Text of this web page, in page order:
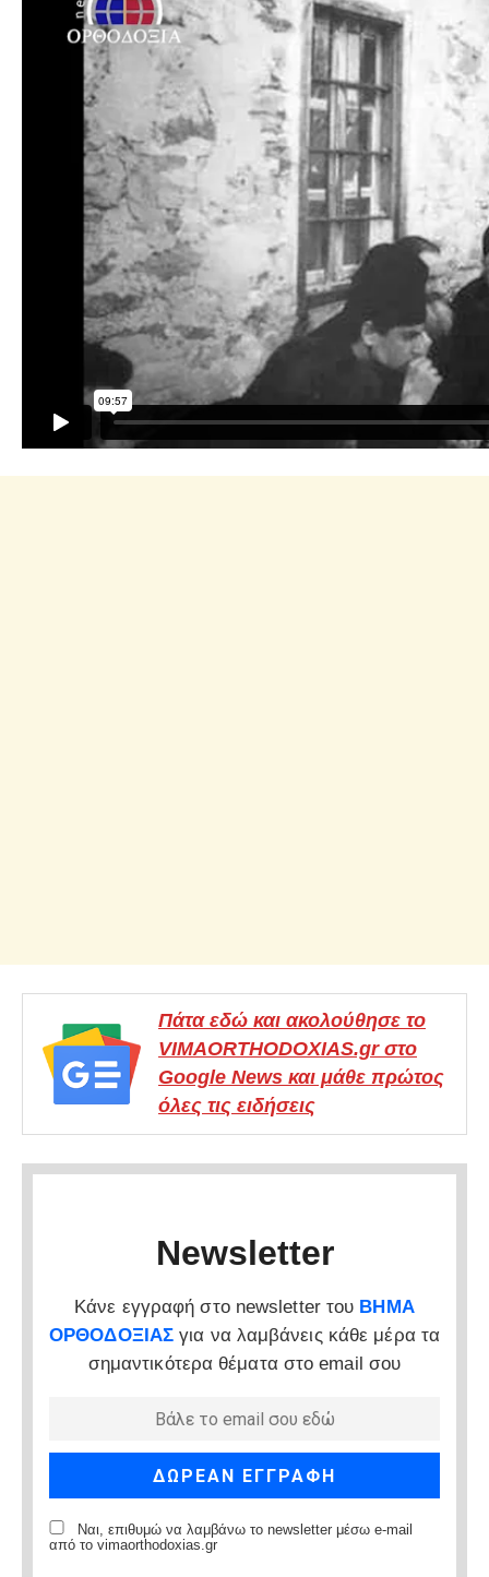
Πάτα εδώ και ακολούθησε το
VIMAORTHODOXIAS.gr στο
Google News και μάθε πρώτος
όλες τις ειδήσεις
Newsletter
Κάνε εγγραφή στο newsletter του ΒΗΜΑ
ΟΡΘΟΔΟΞΙΑΣ για να λαμβάνεις κάθε μέρα τα
σημαντικότερα θέματα στο email σου
Ναι, επιθυμώ να λαμβάνω το newsletter μέσω e-mail
από το vimaorthodoxias.gr